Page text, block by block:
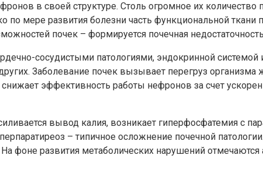
в своей структуре. Столь огромное их
мере развития болезни часть функциональной ткани
почек – формируется почечная
сосудистыми патологиями, эндокринной
Заболевание почек вызывает перегруз
эффективность работы нефронов за счет
вывод калия, возникает гиперфосфатемия с
– типичное осложнение почечной
фоне развития метаболических нарушений отмечаются